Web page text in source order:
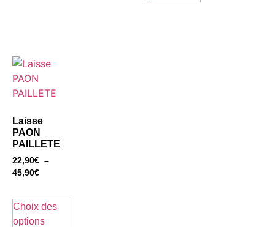
Laisse
PAON
PAILLETE
22,90€ –
45,90€
Choix des
options